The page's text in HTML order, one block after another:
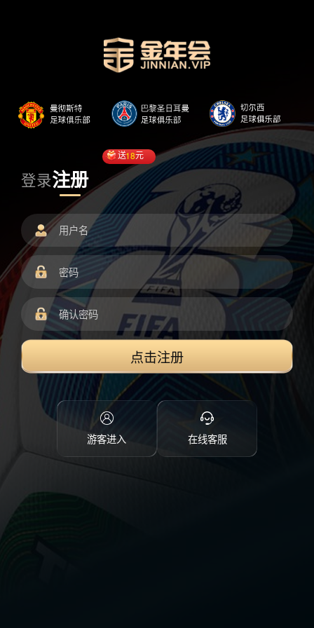
登录注册
送18元
点击注册
游客进入 在线客服